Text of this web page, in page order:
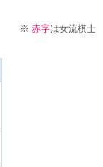
※ 赤字は女流棋士